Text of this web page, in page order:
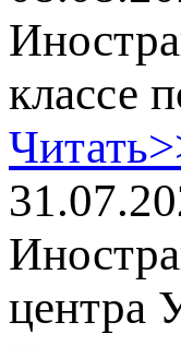
классе
центра